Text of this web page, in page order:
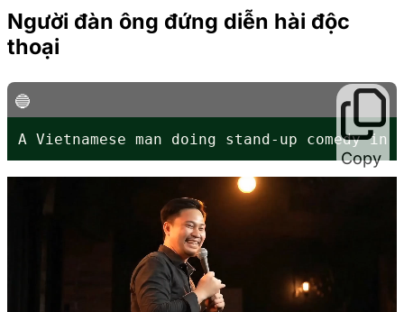
Người đàn ông đứng diễn hài độc
thoại
Copy
A Vietnamese man doing stand-up